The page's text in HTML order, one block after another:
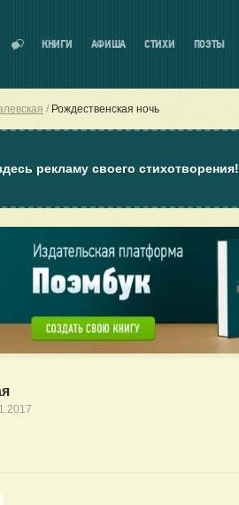
КНИГИ АФИША СТИХИ ПОЭТЫ
Рождественская ночь
рекламу своего стихотворения!